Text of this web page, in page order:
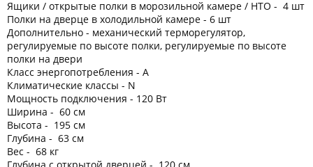
Ящики / открытые полки в морозильной камере / НТО - 4 шт
Полки на дверце в холодильной камере - 6 шт
Дополнительно - механический терморегулятор,
регулируемые по высоте полки, регулируемые по высоте
полки на двери
Класс энергопотребления - A
Климатические классы - N
Мощность подключения - 120 Вт
Ширина - 60 см
Высота - 195 см
Глубина - 63 см
Вес - 68 кг
Глубина с открытой дверцей - 120 см